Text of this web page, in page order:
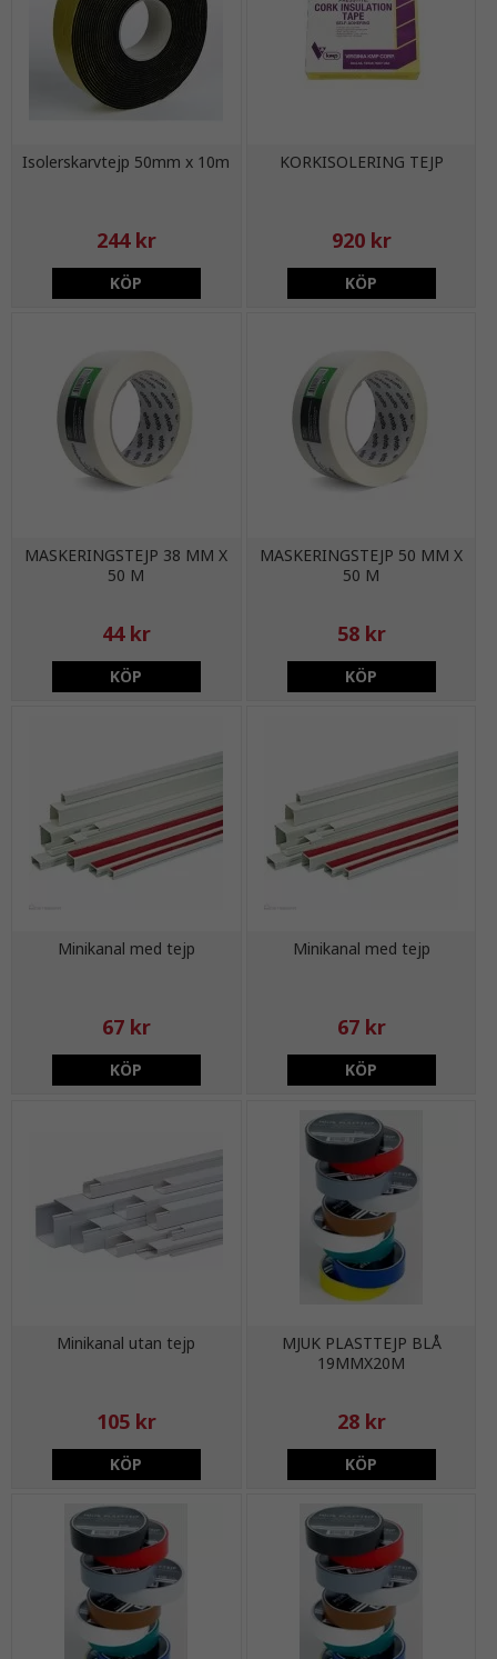
Isolerskarvtejp 50mm x 10m
244 kr
KÖP
KORKISOLERING TEJP
920 kr
KÖP
MASKERINGSTEJP 38 MM X
50 M
44 kr
KÖP
MASKERINGSTEJP 50 MM X
50 M
58 kr
KÖP
Minikanal med tejp
67 kr
KÖP
Minikanal med tejp
67 kr
KÖP
Minikanal utan tejp
105 kr
KÖP
MJUK PLASTTEJP BLÅ
19MMX20M
28 kr
KÖP